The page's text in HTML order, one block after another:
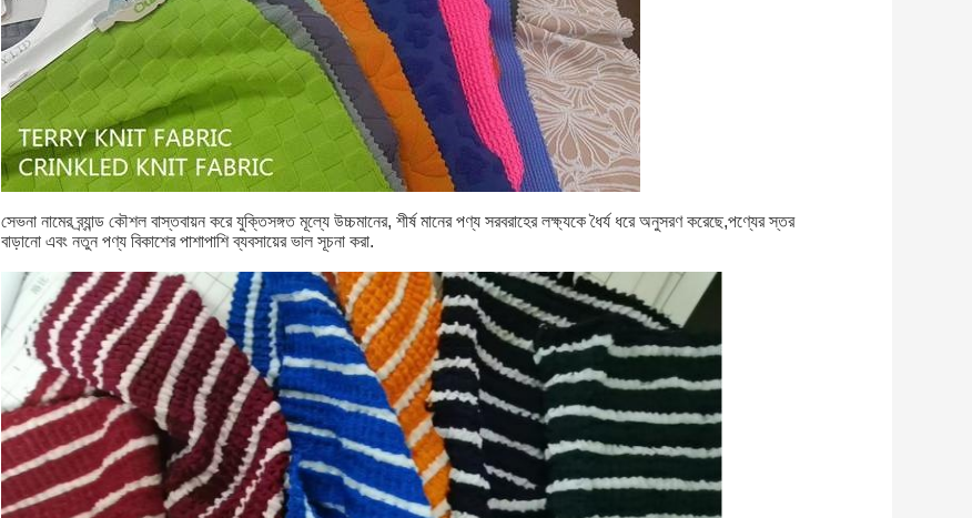
সেভনা নামের ব্র্যান্ড কৌশল বাস্তবায়ন করে যুক্তিসঙ্গত মূল্যে উচ্চমানের, শীর্ষ মানের পণ্য সরবরাহের লক্ষ্যকে ধৈর্য ধরে অনুসরণ করেছে,পণ্যের স্তর
বাড়ানো এবং নতুন পণ্য বিকাশের পাশাপাশি ব্যবসায়ের ভাল সূচনা করা.